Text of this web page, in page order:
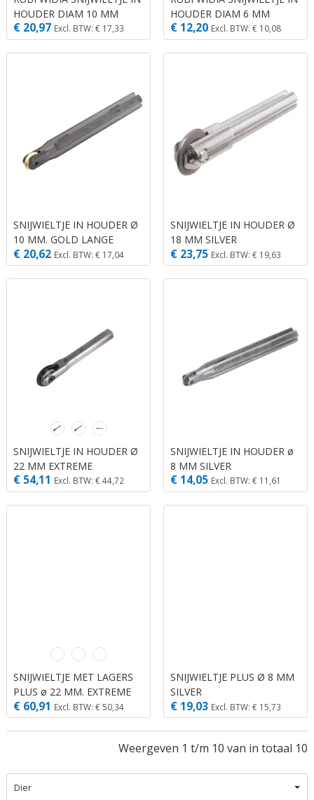
Dier
HOUDER DIAM 10 MM
PLUS
€ 20,97 Excl. BTW: € 17,33
HOUDER DIAM 6 MM
€ 12,20 Excl. BTW: € 10,08
SNIJWIELTJE IN HOUDER Ø
10 MM. GOLD LANGE
LEVENSDUUR
€ 20,62 Excl. BTW: € 17,04
SNIJWIELTJE IN HOUDER Ø
18 MM SILVER
€ 23,75 Excl. BTW: € 19,63
SNIJWIELTJE IN HOUDER Ø
22 MM EXTREME
€ 54,11 Excl. BTW: € 44,72
SNIJWIELTJE IN HOUDER ø
8 MM SILVER
€ 14,05 Excl. BTW: € 11,61
SNIJWIELTJE MET LAGERS
PLUS ø 22 MM. EXTREME
€ 60,91 Excl. BTW: € 50,34
SNIJWIELTJE PLUS Ø 8 MM
SILVER
€ 19,03 Excl. BTW: € 15,73
Weergeven 1 t/m 10 van in totaal 10